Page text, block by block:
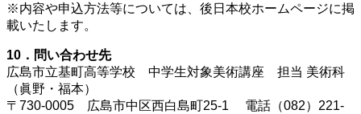
※内容や申込方法等については、後日本校ホームページに掲
載いたします。
10．問い合わせ先
広島市立基町高等学校 中学生対象美術講座 担当 美術科
（眞野・福本）
〒730-0005 広島市中区西白島町25-1 電話（082）221-